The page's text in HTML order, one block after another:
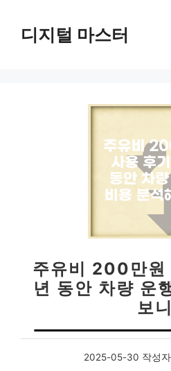
디지털 마스터
주유비 200만원
년 동안 차량 운
보니
2025-05-30 작성